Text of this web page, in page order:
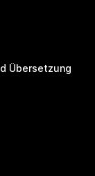
Übersetzung